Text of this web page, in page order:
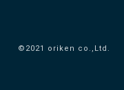
©2021 oriken co.,Ltd.